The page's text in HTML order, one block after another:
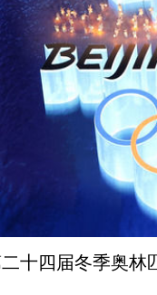
十四届冬季奥林